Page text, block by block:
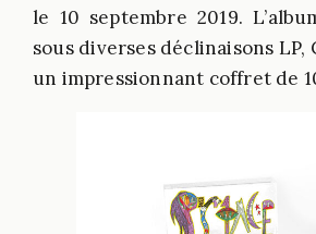
le 10 septembre 2019.
sous diverses déclinaisons LP,
un impressionnant coffret de